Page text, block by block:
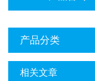
产品分类
相关文章